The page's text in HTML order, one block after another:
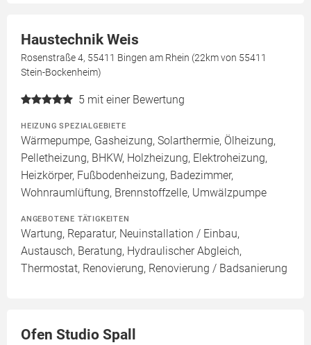
Haustechnik Weis
Rosenstraße 4, 55411 Bingen am Rhein (22km von 55411
Stein-Bockenheim)
5 mit einer Bewertung
HEIZUNG SPEZIALGEBIETE
Wärmepumpe, Gasheizung, Solarthermie, Ölheizung,
Pelletheizung, BHKW, Holzheizung, Elektroheizung,
Heizkörper, Fußbodenheizung, Badezimmer,
Wohnraumlüftung, Brennstoffzelle, Umwälzpumpe
ANGEBOTENE TÄTIGKEITEN
Wartung, Reparatur, Neuinstallation / Einbau,
Austausch, Beratung, Hydraulischer Abgleich,
Thermostat, Renovierung, Renovierung / Badsanierung
Ofen Studio Spall